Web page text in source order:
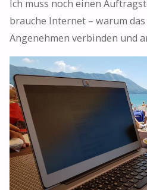
Ich muss noch einen
brauche Internet – warum
Angenehmen verbinden und